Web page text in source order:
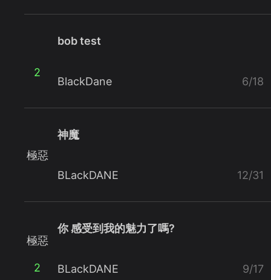
2
bob test
BlackDane 6/18
極惡
神魔
BLackDANE 12/31
極惡
2
你 感受到我的魅力了嗎?
BLackDANE 9/17